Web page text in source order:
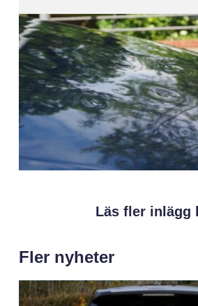
Läs fler inlägg
Fler nyheter